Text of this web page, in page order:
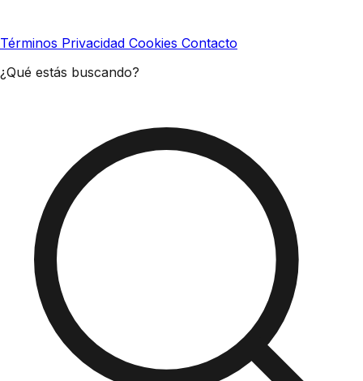
Términos Privacidad Cookies Contacto
¿Qué estás buscando?